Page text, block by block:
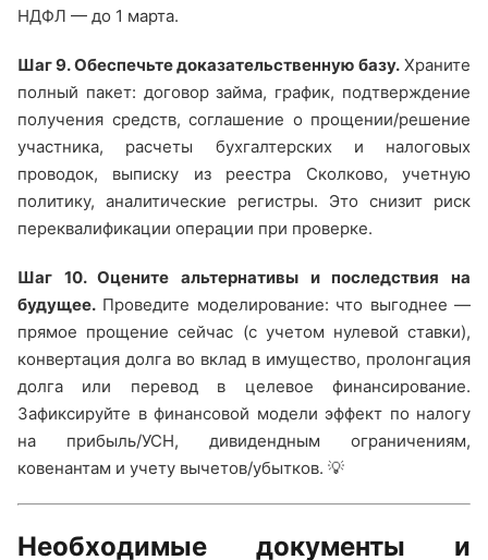
НДФЛ — до 1 марта.
Шаг 9. Обеспечьте доказательственную базу.Храните
полный пакет: договор займа, график, подтверждение
получения средств, соглашение о прощении/решение
участника, расчеты бухгалтерских и налоговых
проводок, выписку из реестра Сколково, учетную
политику, аналитические регистры. Это снизит риск
переквалификации операции при проверке.
Шаг 10. Оцените альтернативы и последствия на
будущее. Проведите моделирование: что выгоднее —
прямое прощение сейчас (с учетом нулевой ставки),
конвертация долга во вклад в имущество, пролонгация
долга или перевод в целевое финансирование.
Зафиксируйте в финансовой модели эффект по налогу
на прибыль/УСН, дивидендным ограничениям,
ковенантам и учету вычетов/убытков. 💡
Необходимые документы и